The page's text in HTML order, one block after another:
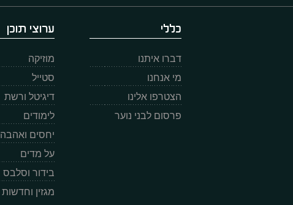
כללי
דברו איתנו
מי אנחנו
הצטרפו אלינו
פרסום לבני נוער
ערוצי תוכן
מוזיקה
סטייל
דיגיטל ורשת
לימודים
יחסים ואהבה
על מדים
בידור וסלבס
מגזין וחדשות